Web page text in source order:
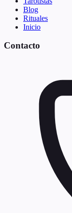
Blog
Rituales
Inicio
Contacto